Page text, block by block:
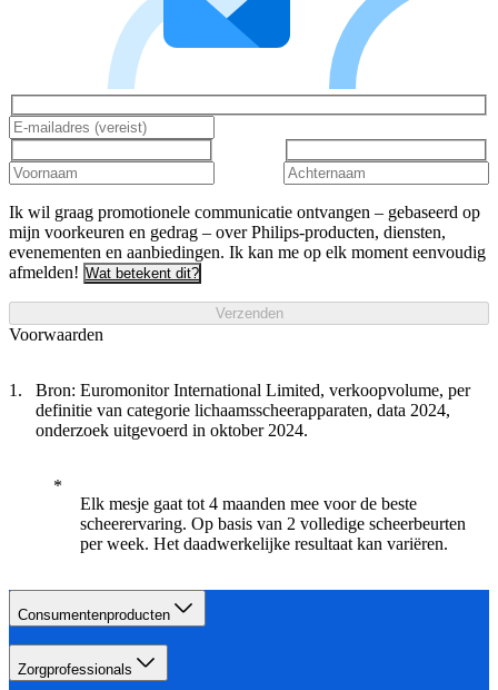
Ik wil graag promotionele communicatie ontvangen – gebaseerd op
mijn voorkeuren en gedrag – over Philips-producten, diensten,
evenementen en aanbiedingen. Ik kan me op elk moment eenvoudig
afmelden! Wat betekent dit?
Verzenden
Voorwaarden
Bron: Euromonitor International Limited, verkoopvolume, per
definitie van categorie lichaamsscheerapparaten, data 2024,
onderzoek uitgevoerd in oktober 2024.
Elk mesje gaat tot 4 maanden mee voor de beste
scheerervaring. Op basis van 2 volledige scheerbeurten
per week. Het daadwerkelijke resultaat kan variëren.
Consumentenproducten
Zorgprofessionals